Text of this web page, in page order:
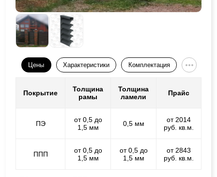
Цены Характеристики Комплектация
Покрытие
Толщина
рамы
Толщина
ламели
Прайс
ПЭ
от 0,5 до
1,5 мм
0,5 мм
от 2014
руб. кв.м.
ППП
от 0,5 до
1,5 мм
от 0,5 до
1,5 мм
от 2843
руб. кв.м.